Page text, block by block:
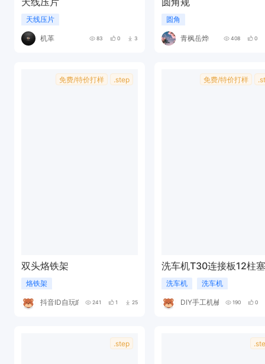
天线压片
机革 83 0 3
圆角
青枫岳烨 408 0
免费/特价打样 .step
双头烙铁架
烙铁架
抖音ID自玩瞎捣鼓241 1 25
免费/特价打样
洗车机T30连接板12柱
洗车机 洗车机
DIY手工机械 190 0
.step